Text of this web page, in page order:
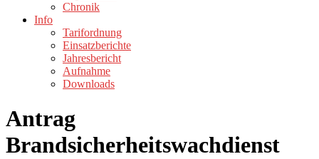
Chronik
Info
Tarifordnung
Einsatzberichte
Jahresbericht
Aufnahme
Downloads
Antrag
Brandsicherheitswachdienst